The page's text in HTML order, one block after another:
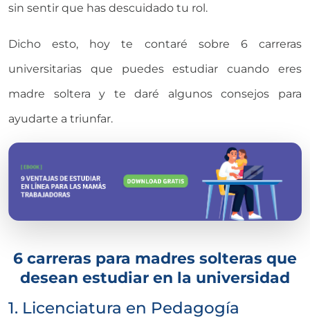
sin sentir que has descuidado tu rol.
Dicho esto, hoy te contaré sobre 6 carreras
universitarias que puedes estudiar cuando eres
madre soltera y te daré algunos consejos para
ayudarte a triunfar.
6 carreras para madres solteras que
desean estudiar en la universidad
1. Licenciatura en Pedagogía